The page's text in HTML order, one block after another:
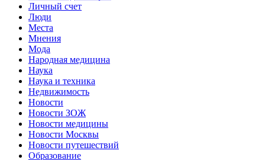
Личный счет
Люди
Места
Мнения
Мода
Народная медицина
Наука
Наука и техника
Недвижимость
Новости
Новости ЗОЖ
Новости медицины
Новости Москвы
Новости путешествий
Образование